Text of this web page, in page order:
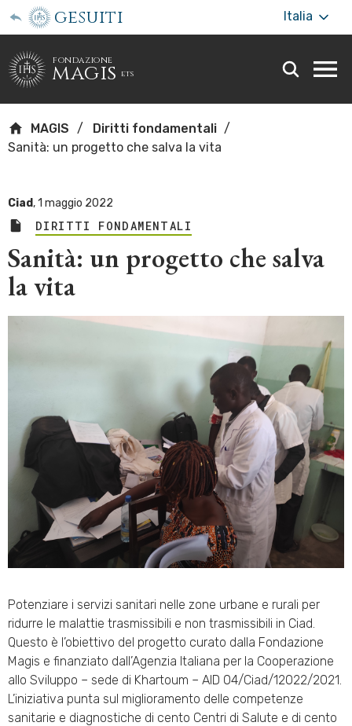
gesuiti Italia
fondazione
magis ets
MAGIS
Diritti fondamentali
Sanità: un progetto che salva la vita
Ciad,1 maggio 2022
DIRITTI FONDAMENTALI
Sanità: un progetto che salva
la vita
Potenziare i servizi sanitari nelle zone urbane e rurali per
ridurre le malattie trasmissibili e non trasmissibili in Ciad.
Questo è l’obiettivo del progetto curato dalla Fondazione
Magis e finanziato dall’Agenzia Italiana per la Cooperazione
allo Sviluppo – sede di Khartoum – AID 04/Ciad/12022/2021.
L’iniziativa punta sul miglioramento delle competenze
sanitarie e diagnostiche di cento Centri di Salute e di cento